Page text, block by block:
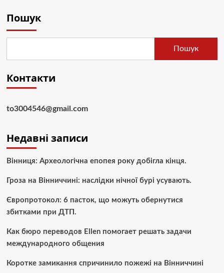
Пошук
Пошук
Контакти
to3004546@gmail.com
Недавні записи
Вінниця: Археологічна епопея року добігла кінця.
Гроза на Вінниччині: наслідки нічної бурі усувають.
Європротокол: 6 пасток, що можуть обернутися
збитками при ДТП.
Как бюро переводов Ellen помогает решать задачи
международного общения
Коротке замикання спричинило пожежі на Вінниччині